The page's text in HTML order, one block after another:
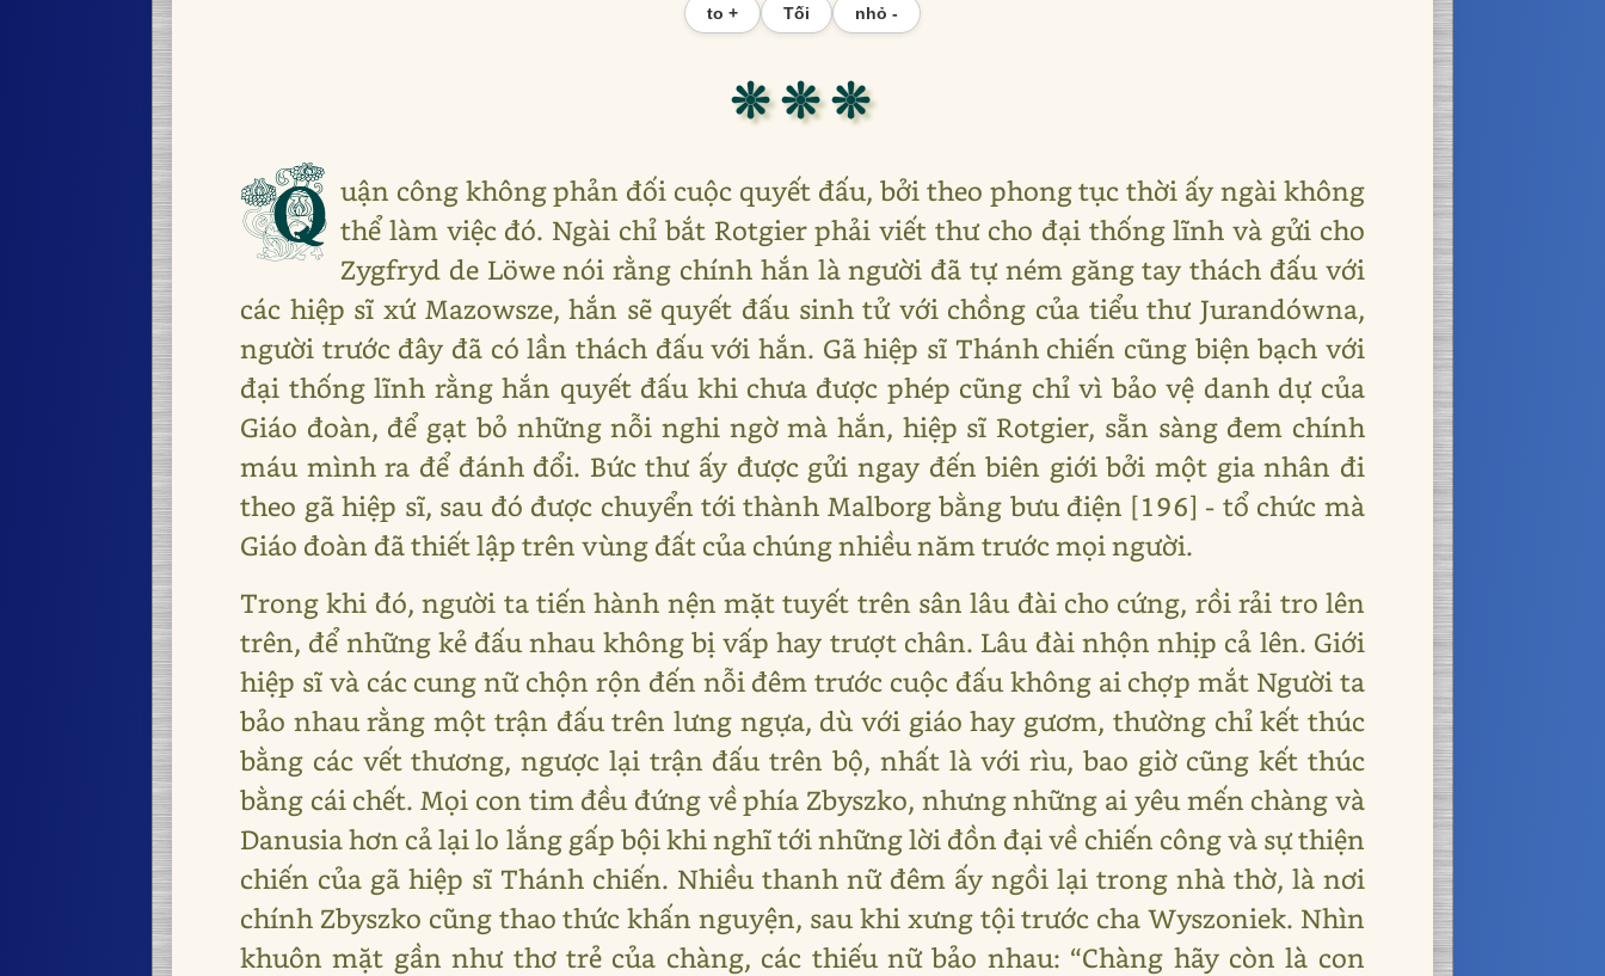
to + Tối nhỏ -
❊ ❊ ❊
Q uận công không phản đối cuộc quyết đấu, bởi theo phong tục thời ấy ngài không
thể làm việc đó. Ngài chỉ bắt Rotgier phải viết thư cho đại thống lĩnh và gửi cho
Zygfryd de Lӧwe nói rằng chính hắn là người đã tự ném găng tay thách đấu với
các hiệp sĩ xứ Mazowsze, hắn sẽ quyết đấu sinh tử với chồng của tiểu thư Jurandówna,
người trước đây đã có lần thách đấu với hắn. Gã hiệp sĩ Thánh chiến cũng biện bạch với
đại thống lĩnh rằng hắn quyết đấu khi chưa được phép cũng chỉ vì bảo vệ danh dự của
Giáo đoàn, để gạt bỏ những nỗi nghi ngờ mà hắn, hiệp sĩ Rotgier, sẵn sàng đem chính
máu mình ra để đánh đổi. Bức thư ấy được gửi ngay đến biên giới bởi một gia nhân đi
theo gã hiệp sĩ, sau đó được chuyển tới thành Malborg bằng bưu điện [196] - tổ chức mà
Giáo đoàn đã thiết lập trên vùng đất của chúng nhiều năm trước mọi người.
Trong khi đó, người ta tiến hành nện mặt tuyết trên sân lâu đài cho cứng, rồi rải tro lên
trên, để những kẻ đấu nhau không bị vấp hay trượt chân. Lâu đài nhộn nhịp cả lên. Giới
hiệp sĩ và các cung nữ chộn rộn đến nỗi đêm trước cuộc đấu không ai chợp mắt Người ta
bảo nhau rằng một trận đấu trên lưng ngựa, dù với giáo hay gươm, thường chỉ kết thúc
bằng các vết thương, ngược lại trận đấu trên bộ, nhất là với rìu, bao giờ cũng kết thúc
bằng cái chết. Mọi con tim đều đứng về phía Zbyszko, nhưng những ai yêu mến chàng và
Danusia hơn cả lại lo lắng gấp bội khi nghĩ tới những lời đồn đại về chiến công và sự thiện
chiến của gã hiệp sĩ Thánh chiến. Nhiều thanh nữ đêm ấy ngồi lại trong nhà thờ, là nơi
chính Zbyszko cũng thao thức khấn nguyện, sau khi xưng tội trước cha Wyszoniek. Nhìn
khuôn mặt gần như thơ trẻ của chàng, các thiếu nữ bảo nhau: “Chàng hãy còn là con